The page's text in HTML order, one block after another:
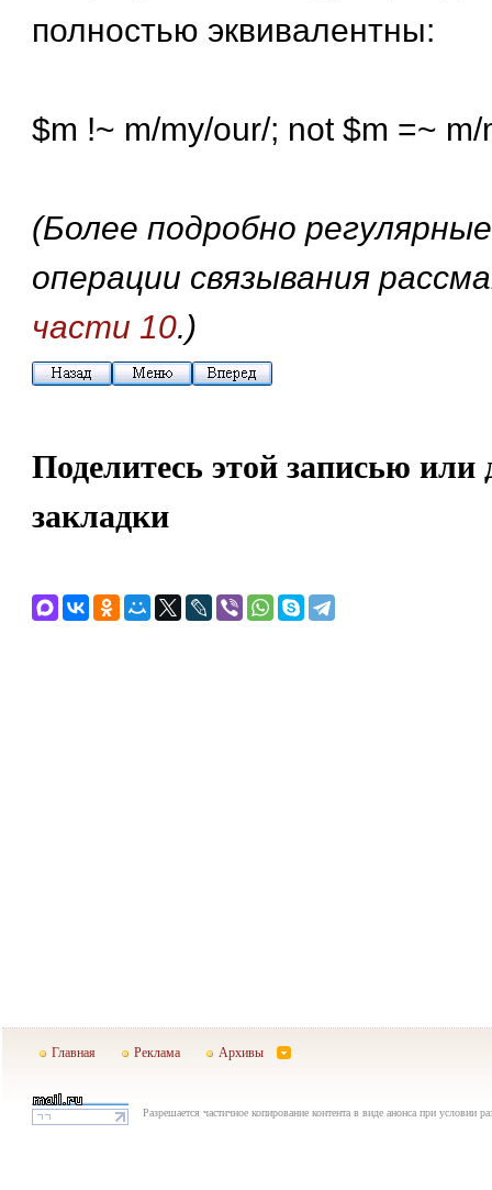
полностью эквивалентны:
$m !~ m/my/our/; not $m =~ m/
(Более подробно
операции связывания
части 10.)
Поделитесь этой записью или
закладки
Главная Реклама Архивы
Разрешается частичное копирование контента в виде анонса при условии